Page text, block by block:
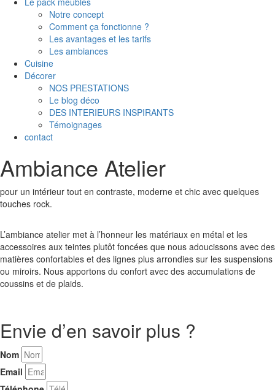
Notre concept
Comment ça fonctionne ?
Les avantages et les tarifs
Les ambiances
Cuisine
Décorer
NOS PRESTATIONS
Le blog déco
DES INTERIEURS INSPIRANTS
Témoignages
contact
Ambiance Atelier
pour un intérieur tout en contraste, moderne et chic avec quelques
touches rock.
L’ambiance atelier met à l’honneur les matériaux en métal et les
accessoires aux teintes plutôt foncées que nous adoucissons avec des
matières confortables et des lignes plus arrondies sur les suspensions
ou miroirs. Nous apportons du confort avec des accumulations de
coussins et de plaids.
Envie d’en savoir plus ?
Nom
Email